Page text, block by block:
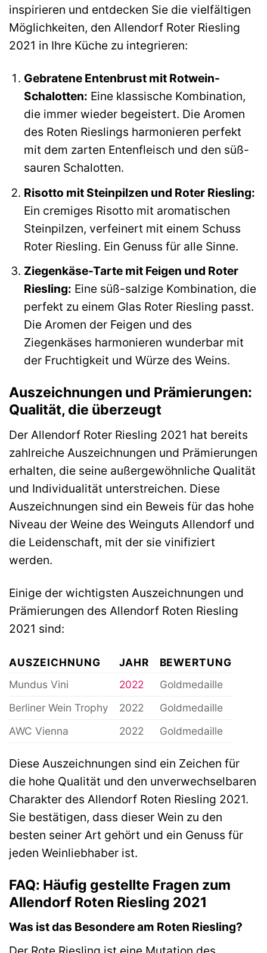
inspirieren und entdecken Sie die vielfältigen
Möglichkeiten, den Allendorf Roter Riesling
2021 in Ihre Küche zu integrieren:
Gebratene Entenbrust mit Rotwein-
Schalotten: Eine klassische Kombination,
die immer wieder begeistert. Die Aromen
des Roten Rieslings harmonieren perfekt
mit dem zarten Entenfleisch und den süß-
sauren Schalotten.
Risotto mit Steinpilzen und Roter Riesling:
Ein cremiges Risotto mit aromatischen
Steinpilzen, verfeinert mit einem Schuss
Roter Riesling. Ein Genuss für alle Sinne.
Ziegenkäse-Tarte mit Feigen und Roter
Riesling: Eine süß-salzige Kombination, die
perfekt zu einem Glas Roter Riesling passt.
Die Aromen der Feigen und des
Ziegenkäses harmonieren wunderbar mit
der Fruchtigkeit und Würze des Weins.
Auszeichnungen und Prämierungen:
Qualität, die überzeugt
Der Allendorf Roter Riesling 2021 hat bereits
zahlreiche Auszeichnungen und Prämierungen
erhalten, die seine außergewöhnliche Qualität
und Individualität unterstreichen. Diese
Auszeichnungen sind ein Beweis für das hohe
Niveau der Weine des Weinguts Allendorf und
die Leidenschaft, mit der sie vinifiziert
werden.
Einige der wichtigsten Auszeichnungen und
Prämierungen des Allendorf Roten Riesling
2021 sind:
AUSZEICHNUNG JAHR
BEWERTUNG
Mundus Vini
2022
Goldmedaille
Berliner Wein Trophy
2022
Goldmedaille
AWC Vienna
2022 Goldmedaille
Diese Auszeichnungen sind ein Zeichen für
die hohe Qualität und den unverwechselbaren
Charakter des Allendorf Roten Riesling 2021.
Sie bestätigen, dass dieser Wein zu den
besten seiner Art gehört und ein Genuss für
jeden Weinliebhaber ist.
FAQ: Häufig gestellte Fragen zum
Allendorf Roten Riesling 2021
Was ist das Besondere am Roten Riesling?